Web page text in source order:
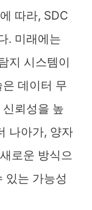
따라, SDC
. 미래에는
지 시스템이
데이터 무
뢰성을 높
나아가, 양자
로운 방식으
있는 가능성